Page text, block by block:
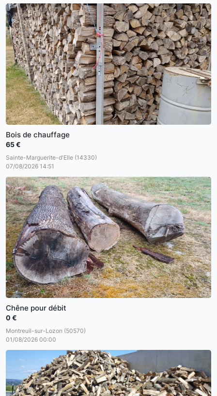
Bois de chauffage
65 €
Sainte-Marguerite-d'Elle (14330)
07/08/2026 14:51
Chêne pour débit
0 €
Montreuil-sur-Lozon (50570)
01/08/2026 00:00